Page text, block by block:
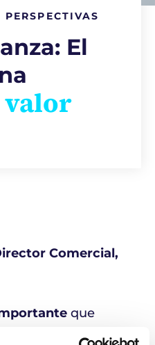
El
valor
Comercial,
que